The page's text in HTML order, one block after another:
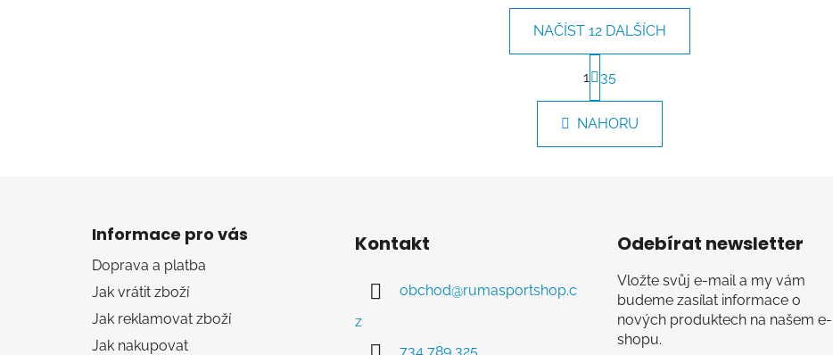
O
v
l
á
NAČÍST 12 DALŠÍCH
S
t
r
á
n
k
1 35
NAHORU
Informace pro vás
Doprava a platba
Jak vrátit zboží
Jak reklamovat zboží
Jak nakupovat
Kontakt
obchod@rumasportshop.c
z
734 789 325
Odebírat newsletter
Vložte svůj e-mail a my vám
budeme zasílat informace o
nových produktech na našem e-
shopu.